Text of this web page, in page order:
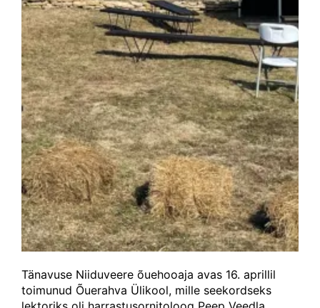
Tänavuse Niiduveere õuehooaja avas 16. aprillil
toimunud Õuerahva Ülikool, mille seekordseks